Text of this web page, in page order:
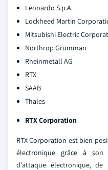
Leonardo S.p.A.
Lockheed Martin
Mitsubishi Electric
Northrop Grumman
Rheinmetall AG
RTX
SAAB
Thales
RTX Corporation
RTX Corporation est bien
électronique grâce à
d'attaque électronique,